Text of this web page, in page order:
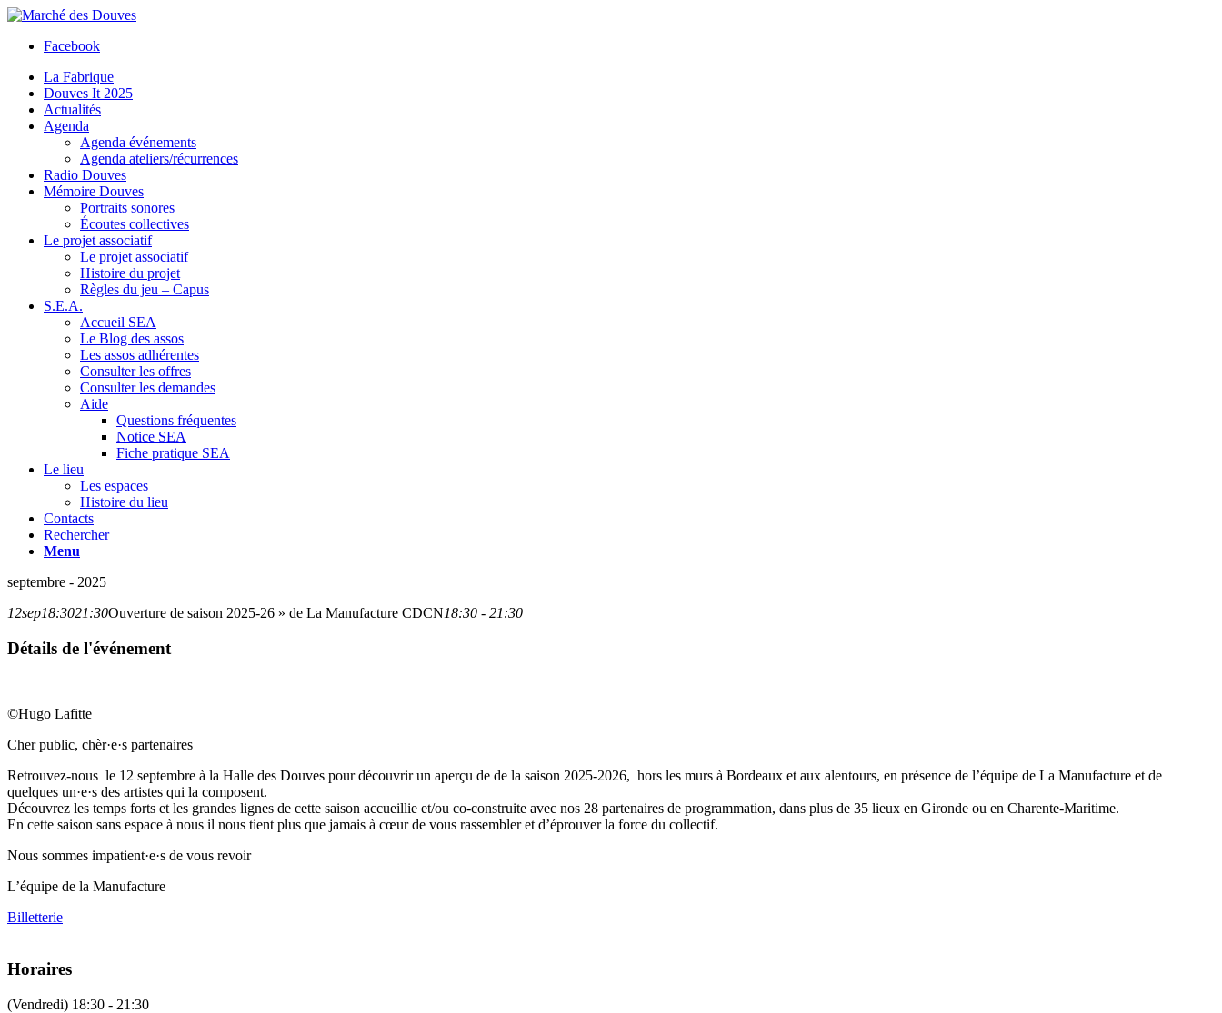
Facebook
La Fabrique
Douves It 2025
Actualités
Agenda
Agenda événements
Agenda ateliers/récurrences
Radio Douves
Mémoire Douves
Portraits sonores
Écoutes collectives
Le projet associatif
Le projet associatif
Histoire du projet
Règles du jeu – Capus
S.E.A.
Accueil SEA
Le Blog des assos
Les assos adhérentes
Consulter les offres
Consulter les demandes
Aide
Questions fréquentes
Notice SEA
Fiche pratique SEA
Le lieu
Les espaces
Histoire du lieu
Contacts
Rechercher
Menu
septembre - 2025
12sep18:3021:30Ouverture de saison 2025-26 » de La Manufacture CDCN18:30 - 21:30
Détails de l'événement
©Hugo Lafitte
Cher public, chèr·e·s partenaires
Retrouvez-nous le 12 septembre à la Halle des Douves pour découvrir un aperçu de de la saison 2025-2026, hors les murs à Bordeaux et aux alentours, en présence de l’équipe de La Manufacture et de
quelques un·e·s des artistes qui la composent.
Découvrez les temps forts et les grandes lignes de cette saison accueillie et/ou co-construite avec nos 28 partenaires de programmation, dans plus de 35 lieux en Gironde ou en Charente-Maritime.
En cette saison sans espace à nous il nous tient plus que jamais à cœur de vous rassembler et d’éprouver la force du collectif.
Nous sommes impatient·e·s de vous revoir
L’équipe de la Manufacture
Billetterie
Horaires
(Vendredi) 18:30 - 21:30